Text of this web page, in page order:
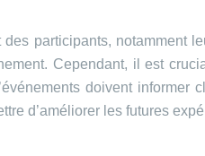
participants, notamment
Cependant, il est
doivent
d’améliorer les futures